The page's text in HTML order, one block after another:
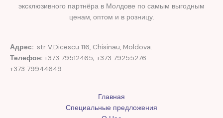
эксклюзивного партнёра в Молдове по самым выгодным
ценам, оптом и в розницу.
Адрес: str V.Dicescu 116, Chisinau, Moldova.
Телефон: +373 79512465; +373 79255276
+373 79944649
Главная
Специальные предложения